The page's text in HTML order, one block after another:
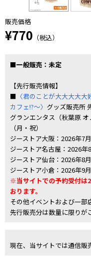
販売価格
¥770 （税込）
■一般販売：未定
【先行販売情報】
■ 〈君のことが大大大大
カフェ!?～〉 グッズ販売所
グランエンタス（秋葉原
（月・祝）
ジーストア大阪：2026年7
ジーストア名古屋：2026年
ジーストア仙台：2026年8
ジーストア小倉：2026年9
※当サイトでの予約受付は
おります。
その他イベントおよび一部
先行販売分は数量に限りが
現在、当サイトでは通信販